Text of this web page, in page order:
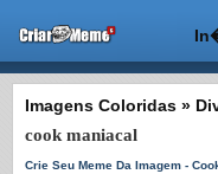
Imagens Coloridas »
cook maniacal
Crie Seu Meme Da Imagem -